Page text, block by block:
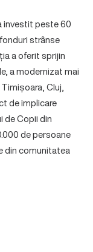
investit peste 60
strânse
a oferit sprijin
a modernizat mai
Cluj,
de implicare
de Copii din
de persoane
din comunitatea